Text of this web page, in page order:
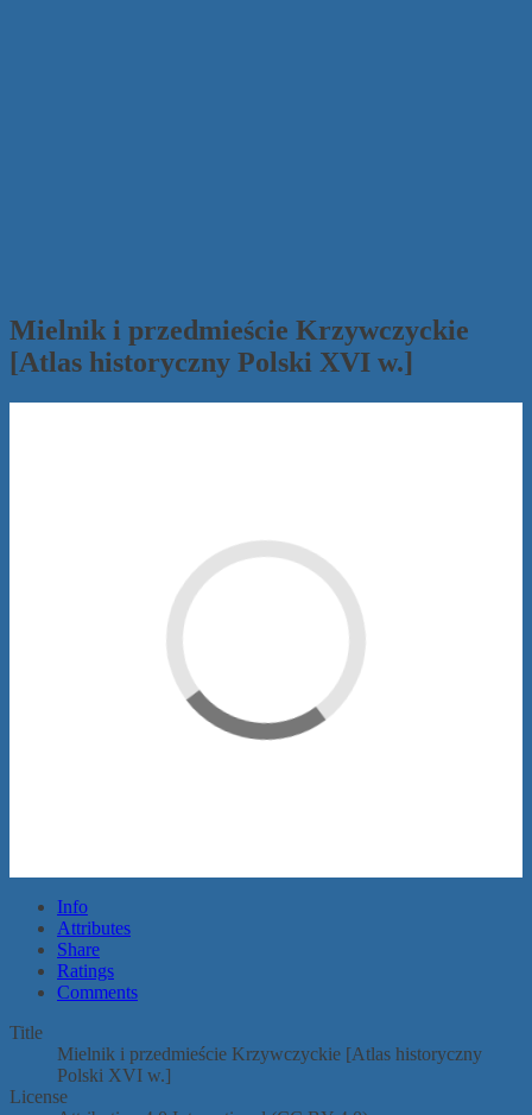
Mielnik i przedmieście Krzywczyckie
[Atlas historyczny Polski XVI w.]
Info
Attributes
Share
Ratings
Comments
Title
Mielnik i przedmieście Krzywczyckie [Atlas historyczny
Polski XVI w.]
License